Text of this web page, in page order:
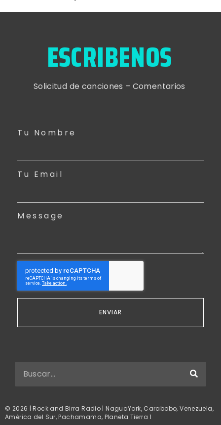
ESCRIBENOS
Solicitud de canciones – Comentarios
Tu Nombre
Tu Email
Message
ENVIAR
© 2026 | Rock and Birra Radio | NaguaYork, Carabobo, Venezuela,
América del Sur, Pachamama, Planeta Tierra 1